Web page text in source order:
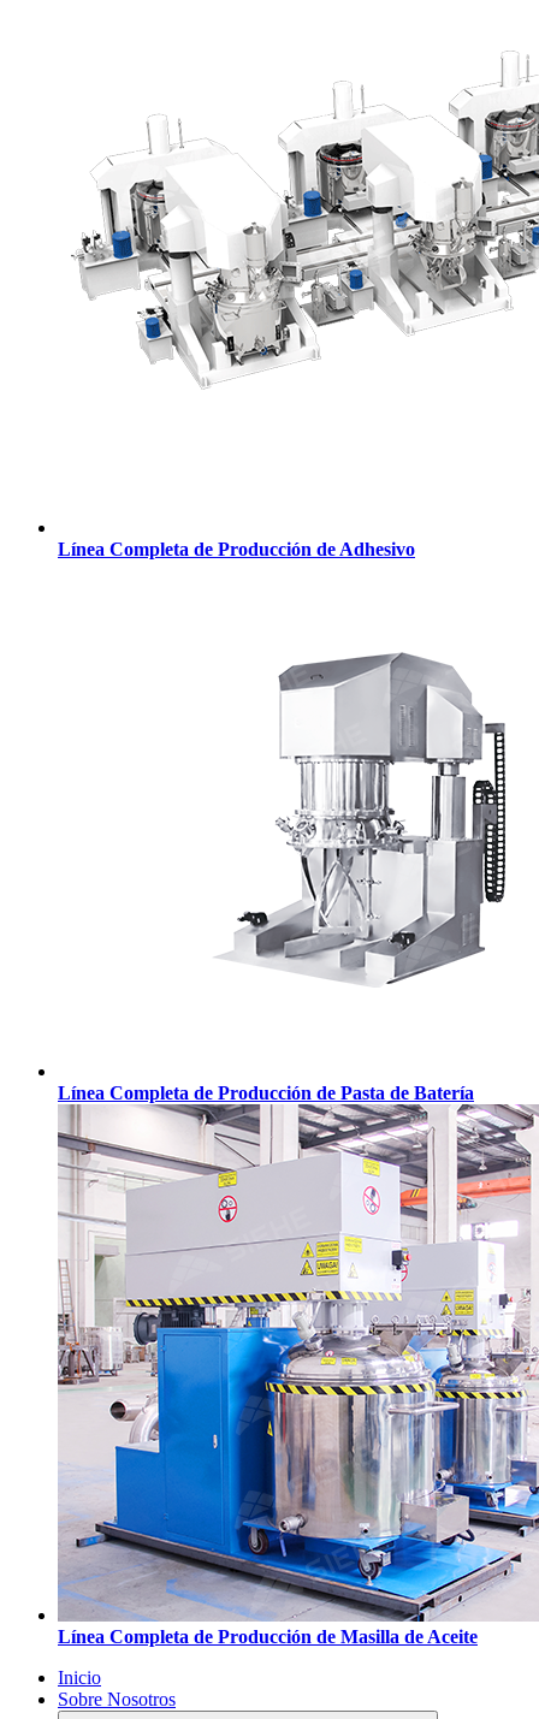
Línea Completa de Producción de Adhesivo
Línea Completa de Producción de Pasta de Batería
Línea Completa de Producción de Masilla de Aceite
Inicio
Sobre Nosotros